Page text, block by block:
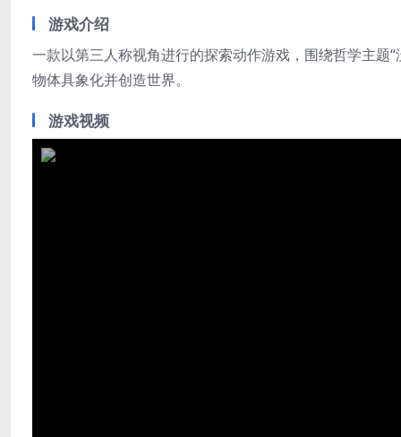
游戏介绍
一款以第三人称视角进行的探索动作游戏，围绕哲学主题
物体具象化并创造世界。
游戏视频